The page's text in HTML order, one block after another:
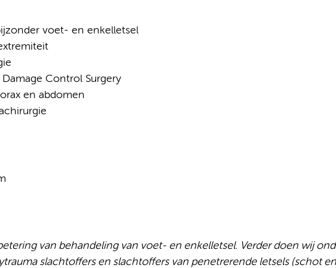
voet- en enkelletsel
Control Surgery
en abdomen
van behandeling van voet- en enkelletsel. Verder doen wij
slachtoffers en slachtoffers van penetrerende letsels (schot en